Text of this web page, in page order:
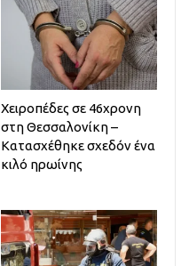
Χειροπέδες σε 46χρονη
στη Θεσσαλονίκη –
Κατασχέθηκε σχεδόν ένα
κιλό ηρωίνης